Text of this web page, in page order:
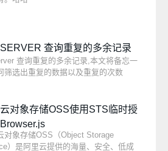
查询重复的多余记录
查询重复的多余记录,本文将备忘一
筛选出重复的数据以及重复的次数
对象存储OSS使用STS临时授
对象存储OSS（Object Storage
）是阿里云提供的海量、安全、低成